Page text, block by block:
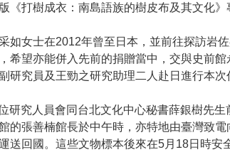
《打樹成衣：南島語族的樹皮布及其文化
如女士在2012年曾至日本，並前往探訪岩
希望亦能併入先前的捐贈當中，交與史前
研究員及王勁之研究助理二人赴日進行本次
研究人員會同台北文化中心秘書薛銀樹先
的張善楠館長於中午時，亦特地由臺灣致
送回國。這些文物標本後來在5月18日時